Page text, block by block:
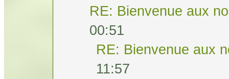
RE: Bienvenue aux
00:51
RE: Bienvenue aux
11:57